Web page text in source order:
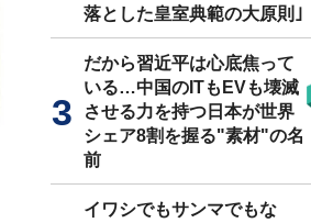
落とした皇室典範の大原則｣
だから習近平は心底焦って
いる…中国のITもEVも壊滅
させる力を持つ日本が世界
シェア8割を握る"素材"の名
前
イワシでもサンマでもな